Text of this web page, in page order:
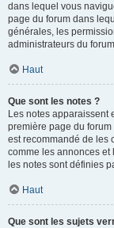
dans lequel vous
page du forum dans
générales, les
administrateurs du
Haut
Que sont les notes ?
Les notes apparaissent
première page du forum
est recommandé de les
comme les annonces
les notes sont définies
Haut
Que sont les sujets